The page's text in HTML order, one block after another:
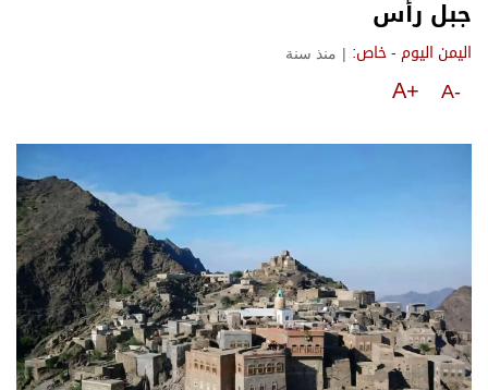
جبل رأس
اليمن اليوم - خاص: | منذ سنة
A-
A+